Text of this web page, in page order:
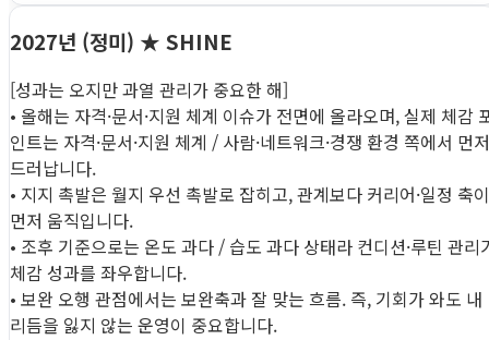
2027년 (정미) ★ SHINE
[성과는 오지만 과열 관리가 중요한 해]
• 올해는 자격·문서·지원 체계 이슈가 전면에 올라오며, 실제 체감
인트는 자격·문서·지원 체계 / 사람·네트워크·경쟁 환경 쪽에서 먼저
드러납니다.
• 지지 촉발은 월지 우선 촉발로 잡히고, 관계보다 커리어·일정 축이
먼저 움직입니다.
• 조후 기준으로는 온도 과다 / 습도 과다 상태라 컨디션·루틴 관리
체감 성과를 좌우합니다.
• 보완 오행 관점에서는 보완축과 잘 맞는 흐름. 즉, 기회가 와도 내
리듬을 잃지 않는 운영이 중요합니다.